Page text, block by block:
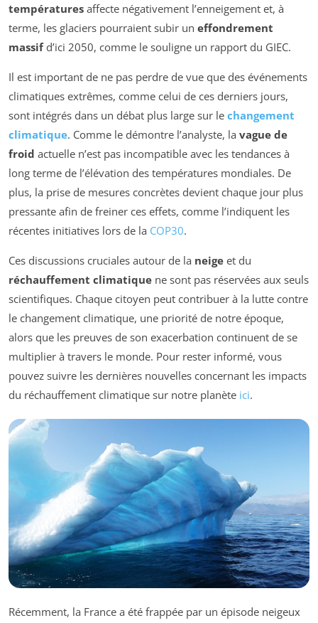
températures affecte négativement l’enneigement et, à
terme, les glaciers pourraient subir un effondrement
massifd’ici 2050, comme le souligne un rapport du GIEC.
Il est important de ne pas perdre de vue que des événements
climatiques extrêmes, comme celui de ces derniers jours,
sont intégrés dans un débat plus large sur le changement
climatique. Comme le démontre l’analyste, la vague de
froid actuelle n’est pas incompatible avec les tendances à
long terme de l’élévation des températures mondiales. De
plus, la prise de mesures concrètes devient chaque jour plus
pressante afin de freiner ces effets, comme l’indiquent les
récentes initiatives lors de la COP30.
Ces discussions cruciales autour de la neige et du
réchauffement climatique ne sont pas réservées aux seuls
scientifiques. Chaque citoyen peut contribuer à la lutte contre
le changement climatique, une priorité de notre époque,
alors que les preuves de son exacerbation continuent de se
multiplier à travers le monde. Pour rester informé, vous
pouvez suivre les dernières nouvelles concernant les impacts
du réchauffement climatique sur notre planète ici.
Récemment, la France a été frappée par un épisode neigeux